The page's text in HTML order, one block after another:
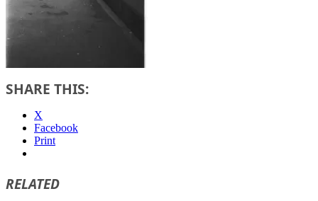
SHARE THIS:
X
Facebook
Print
RELATED